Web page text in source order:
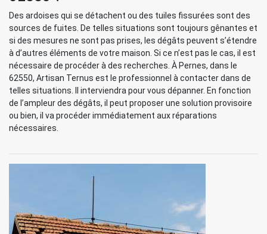
Des ardoises qui se détachent ou des tuiles fissurées sont des
sources de fuites. De telles situations sont toujours gênantes et
si des mesures ne sont pas prises, les dégâts peuvent s’étendre
à d’autres éléments de votre maison. Si ce n’est pas le cas, il est
nécessaire de procéder à des recherches. À Pernes, dans le
62550, Artisan Ternus est le professionnel à contacter dans de
telles situations. Il interviendra pour vous dépanner. En fonction
de l’ampleur des dégâts, il peut proposer une solution provisoire
ou bien, il va procéder immédiatement aux réparations
nécessaires.